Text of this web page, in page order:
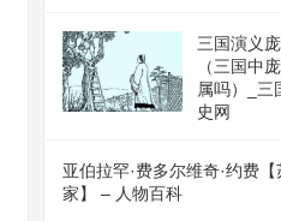
三国演义
（三国中
属吗）_三
史网
亚伯拉罕·费多尔维奇·约费
家】 – 人物百科